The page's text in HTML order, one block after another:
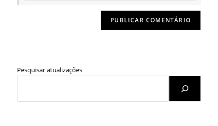
Pesquisar atualizações